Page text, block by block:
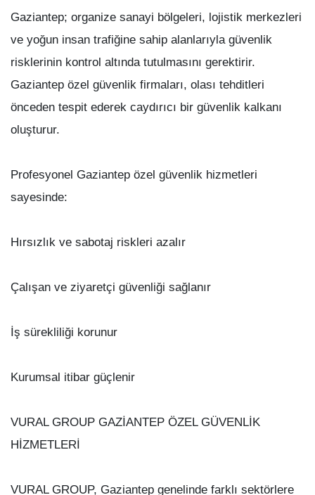
Gaziantep; organize sanayi bölgeleri, lojistik merkezleri
ve yoğun insan trafiğine sahip alanlarıyla güvenlik
risklerinin kontrol altında tutulmasını gerektirir.
Gaziantep özel güvenlik firmaları, olası tehditleri
önceden tespit ederek caydırıcı bir güvenlik kalkanı
oluşturur.
Profesyonel Gaziantep özel güvenlik hizmetleri
sayesinde:
Hırsızlık ve sabotaj riskleri azalır
Çalışan ve ziyaretçi güvenliği sağlanır
İş sürekliliği korunur
Kurumsal itibar güçlenir
VURAL GROUP GAZİANTEP ÖZEL GÜVENLİK
HİZMETLERİ
VURAL GROUP, Gaziantep genelinde farklı sektörlere